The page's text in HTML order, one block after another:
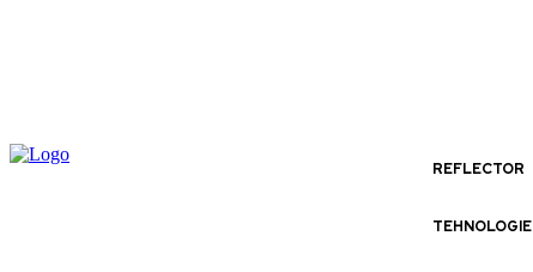
REFLECTOR
TEHNOLOGIE